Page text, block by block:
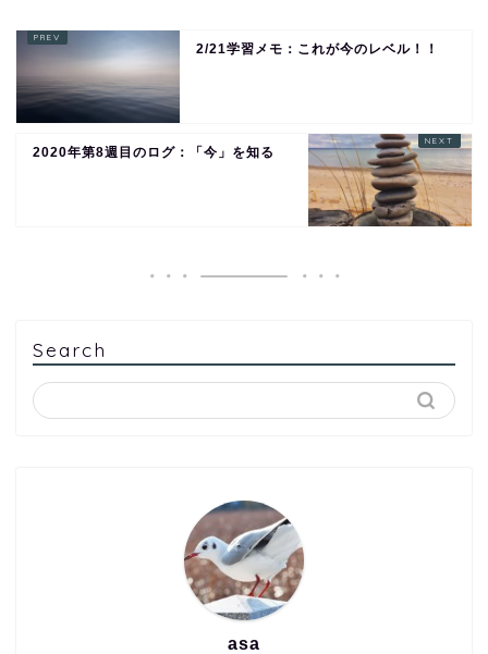
2/21学習メモ：これが今のレベル！！
2020年第8週目のログ：「今」を知る
Search
asa